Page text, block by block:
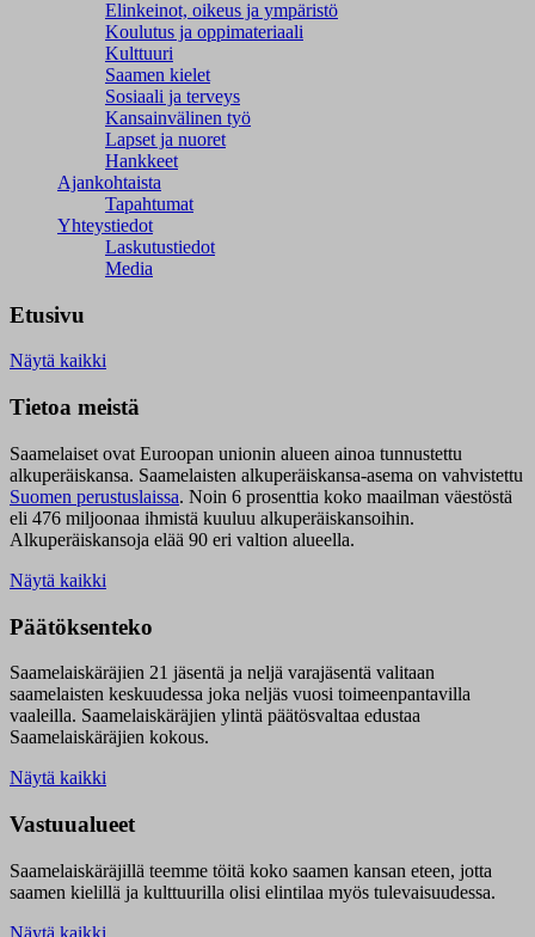
Elinkeinot, oikeus ja ympäristö
Koulutus ja oppimateriaali
Kulttuuri
Saamen kielet
Sosiaali ja terveys
Kansainvälinen työ
Lapset ja nuoret
Hankkeet
Ajankohtaista
Tapahtumat
Yhteystiedot
Laskutustiedot
Media
Etusivu
Näytä kaikki
Tietoa meistä
Saamelaiset ovat Euroopan unionin alueen ainoa tunnustettu
alkuperäiskansa. Saamelaisten alkuperäiskansa-asema on vahvistettu
Suomen perustuslaissa. Noin 6 prosenttia koko maailman väestöstä
eli 476 miljoonaa ihmistä kuuluu alkuperäiskansoihin.
Alkuperäiskansoja elää 90 eri valtion alueella.
Näytä kaikki
Päätöksenteko
Saamelaiskäräjien 21 jäsentä ja neljä varajäsentä valitaan
saamelaisten keskuudessa joka neljäs vuosi toimeenpantavilla
vaaleilla. Saamelaiskäräjien ylintä päätösvaltaa edustaa
Saamelaiskäräjien kokous.
Näytä kaikki
Vastuualueet
Saamelaiskäräjillä teemme töitä koko saamen kansan eteen, jotta
saamen kielillä ja kulttuurilla olisi elintilaa myös tulevaisuudessa.
Näytä kaikki